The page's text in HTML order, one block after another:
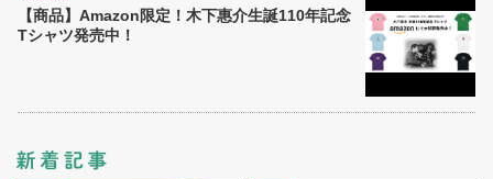
【商品】Amazon限定！木下惠介生誕110年記念
Tシャツ発売中！